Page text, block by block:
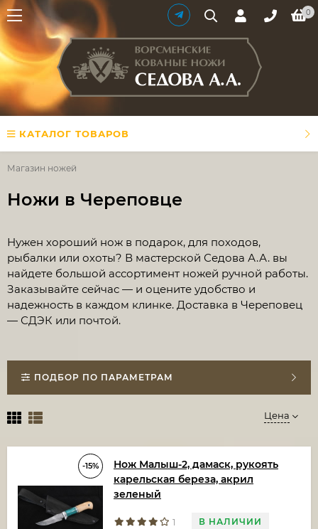
0
КАТАЛОГ ТОВАРОВ
Магазин ножей
Ножи в Череповце
Нужен хороший нож в подарок, для походов,
рыбалки или охоты? В мастерской Седова А.А. вы
найдете большой ассортимент ножей ручной работы.
Заказывайте сейчас — и оцените удобство и
надежность в каждом клинке. Доставка в Череповец
— СДЭК или почтой.
ПОДБОР ПО ПАРАМЕТРАМ
Цена
-15%
Нож Малыш-2, дамаск, рукоять
карельская береза, акрил
зеленый
1
В НАЛИЧИИ